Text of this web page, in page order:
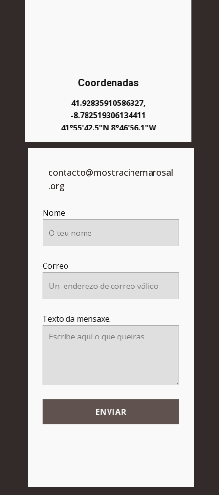
Coordenadas
41.92835910586327,
-8.782519306134411
41°55'42.5"N 8°46'56.1"W
contacto@mostracinemarosal
.org
Nome
Correo
Texto da mensaxe.
ENVIAR